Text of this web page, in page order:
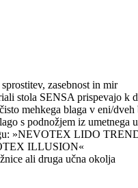
zasebnost in mir
stola SENSA prispevajo k
mehkega blaga v eni/dveh
s podnožjem iz umetnega
»NEVOTEX LIDO
ILLUSION«
ali druga učna okolja